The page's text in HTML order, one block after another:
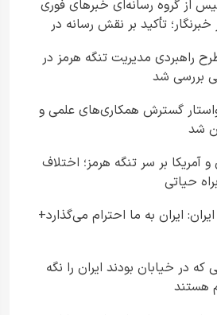
از گروه رسانه‌ای خبرهای فوری
تأکید بر نقش رسانه در
عمومی
راهبردی مدیریت تنگه هرمز در
بررسی شد
گسترش همکاری‌های علمی و
شد
و آمریکا بر سر تنگه هرمز؛ اختلاف
حیاتی
ایران به ما احترام می‌گذارد+
که در خیابان بودند ایران را نگه
هستند